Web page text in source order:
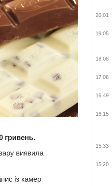
гривень.
виявила
із камер
20:01
19:05
18:08
17:06
16:49
16:15
15:33
15:20